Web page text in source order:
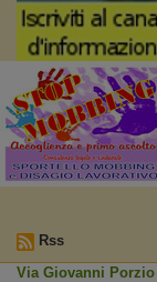
Rss
Via Giovanni